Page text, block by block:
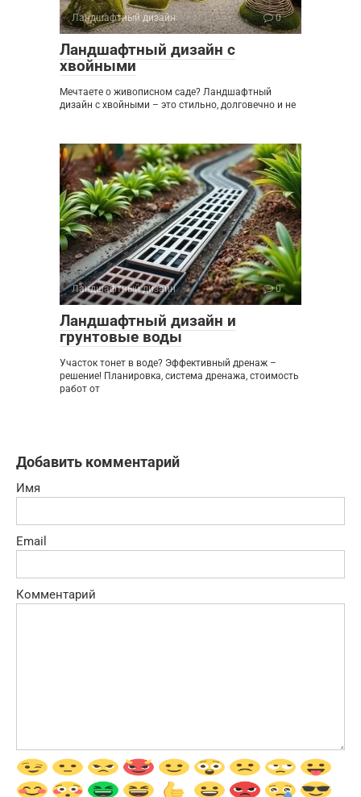
Ландшафтный дизайн 0
Ландшафтный дизайн с
хвойными
Мечтаете о живописном саде? Ландшафтный
дизайн с хвойными – это стильно, долговечно и не
Ландшафтный дизайн 0
Ландшафтный дизайн и
грунтовые воды
Участок тонет в воде? Эффективный дренаж –
решение! Планировка, система дренажа, стоимость
работ от
Добавить комментарий
Имя
Email
Комментарий